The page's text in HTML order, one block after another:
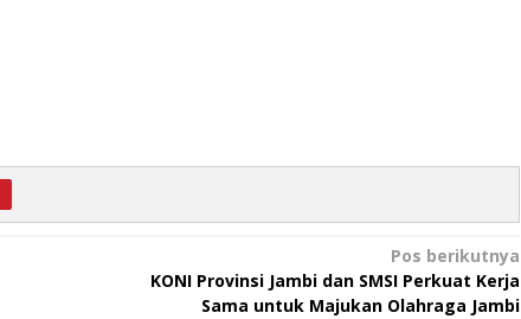
Pos berikutnya
KONI Provinsi Jambi dan SMSI Perkuat Kerja
Sama untuk Majukan Olahraga Jambi